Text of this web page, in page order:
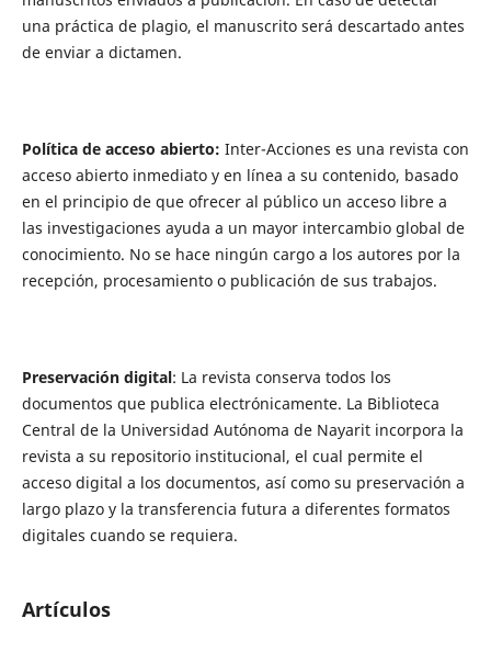
una práctica de plagio, el manuscrito será descartado antes
de enviar a dictamen.
Política de acceso abierto: Inter-Acciones es una revista con
acceso abierto inmediato y en línea a su contenido, basado
en el principio de que ofrecer al público un acceso libre a
las investigaciones ayuda a un mayor intercambio global de
conocimiento. No se hace ningún cargo a los autores por la
recepción, procesamiento o publicación de sus trabajos.
Preservación digital: La revista conserva todos los
documentos que publica electrónicamente. La Biblioteca
Central de la Universidad Autónoma de Nayarit incorpora la
revista a su repositorio institucional, el cual permite el
acceso digital a los documentos, así como su preservación a
largo plazo y la transferencia futura a diferentes formatos
digitales cuando se requiera.
Artículos